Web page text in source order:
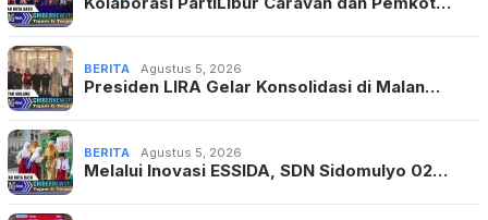
BERITA Agustus 5, 2026
Presiden LIRA Gelar Konsolidasi di Malan…
BERITA Agustus 5, 2026
Melalui Inovasi ESSIDA, SDN Sidomulyo 02…